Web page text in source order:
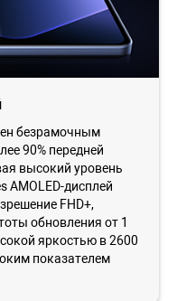
безрамочным
90% передней
высокий уровень
AMOLED-дисплей
FHD+,
обновления от 1
яркостью в 2600
показателем